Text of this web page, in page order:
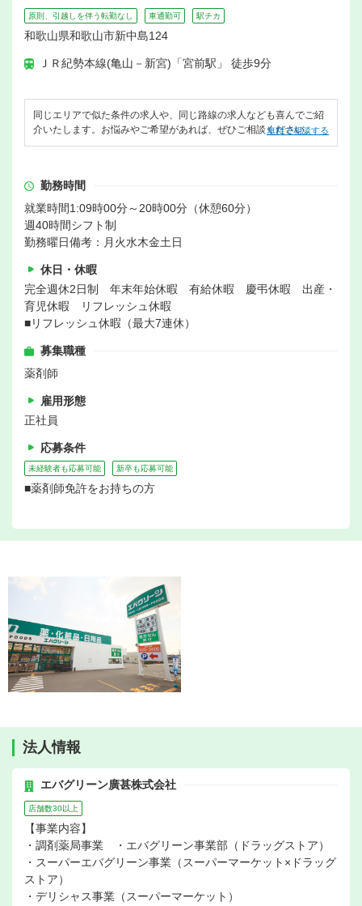
原則、引越しを伴う転勤なし 車通勤可 駅チカ
和歌山県和歌山市新中島124
ＪＲ紀勢本線(亀山－新宮)「宮前駅」 徒歩9分
同じエリアで似た条件の求人や、同じ路線の求人なども喜んでご紹
介いたします。お悩みやご希望があれば、ぜひご相談ください。
無料で相談する
勤務時間
就業時間1:09時00分～20時00分（休憩60分）
週40時間シフト制
勤務曜日備考：月火水木金土日
休日・休暇
完全週休2日制 年末年始休暇 有給休暇 慶弔休暇 出産・
育児休暇 リフレッシュ休暇
■リフレッシュ休暇（最大7連休）
募集職種
薬剤師
雇用形態
正社員
応募条件
未経験者も応募可能 新卒も応募可能
■薬剤師免許をお持ちの方
法人情報
エバグリーン廣甚株式会社
店舗数30以上
【事業内容】
・調剤薬局事業 ・エバグリーン事業部（ドラッグストア）
・スーパーエバグリーン事業（スーパーマーケット×ドラッグ
ストア）
・デリシャス事業（スーパーマーケット）